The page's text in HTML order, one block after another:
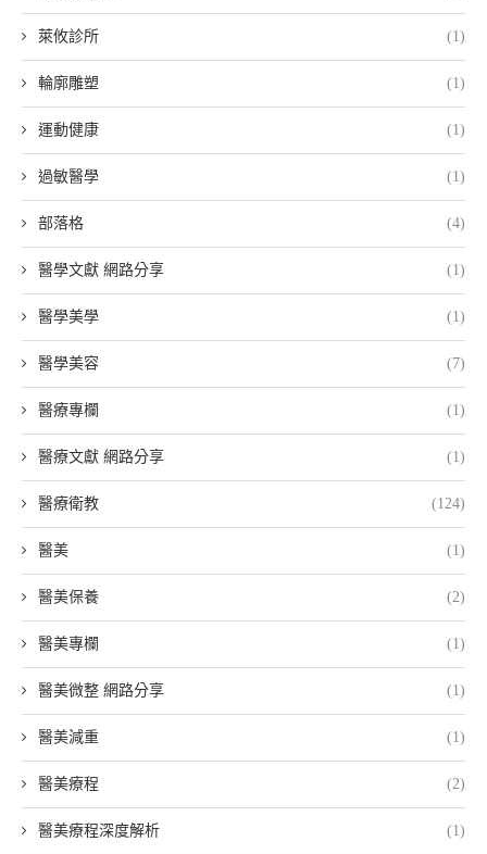
萊攸診所 (1)
輪廓雕塑 (1)
運動健康 (1)
過敏醫學 (1)
部落格 (4)
醫學文獻 網路分享 (1)
醫學美學 (1)
醫學美容 (7)
醫療專欄 (1)
醫療文獻 網路分享 (1)
醫療衛教 (124)
醫美 (1)
醫美保養 (2)
醫美專欄 (1)
醫美微整 網路分享 (1)
醫美減重 (1)
醫美療程 (2)
醫美療程深度解析 (1)